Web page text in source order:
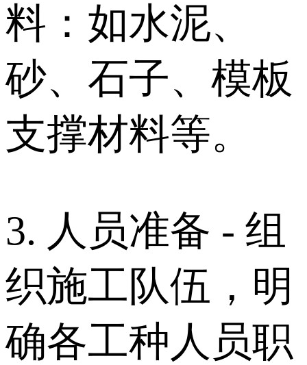
料：如水泥、
砂、石子、模板
支撑材料等。
3. 人员准备 - 组
织施工队伍，明
确各工种人员职